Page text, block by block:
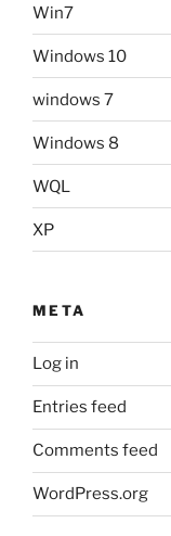
Win7
Windows 10
windows 7
Windows 8
WQL
XP
META
Log in
Entries feed
Comments feed
WordPress.org